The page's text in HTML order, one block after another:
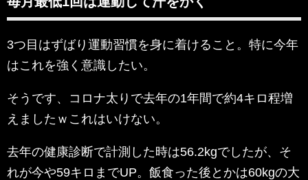
3つ目はずばり運動習慣を身に着けること。特に今年
はこれを強く意識したい。
そうです、コロナ太りで去年の1年間で約4キロ程増
えましたｗこれはいけない。
去年の健康診断で計測した時は56.2kgでしたが、そ
れが今や59キロまでUP。飯食った後とかは60kgの大